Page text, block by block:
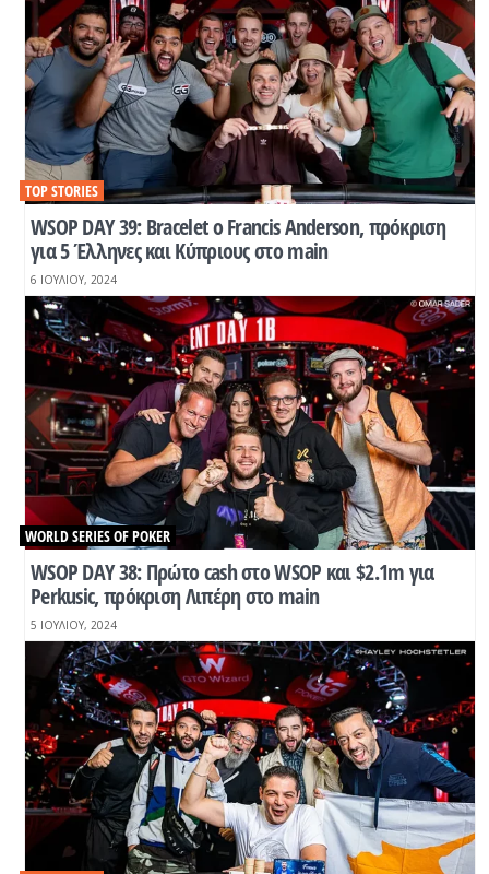
WSOP DAY 39: Βracelet o Francis Anderson, πρόκριση
για 5 Έλληνες και Κύπριους στο main
TOP STORIES
6 ΙΟΥΛΊΟΥ, 2024
WSOP DAY 38: Πρώτο cash στο WSOP και $2.1m για
Perkusic, πρόκριση Λιπέρη στο main
WORLD SERIES OF POKER
5 ΙΟΥΛΊΟΥ, 2024